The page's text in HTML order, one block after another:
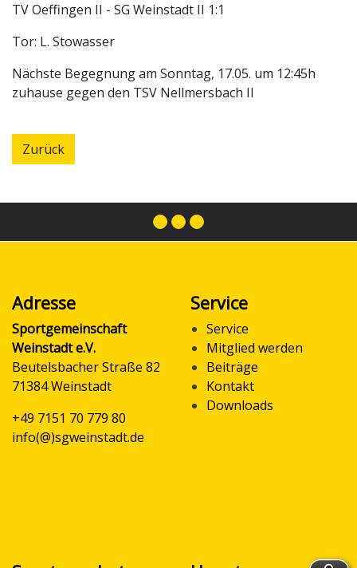
TV Oeffingen II - SG Weinstadt II 1:1
Tor: L. Stowasser
Nächste Begegnung am Sonntag, 17.05. um 12:45h
zuhause gegen den TSV Nellmersbach II
Zurück
Adresse
Sportgemeinschaft
Weinstadt e.V.
Beutelsbacher Straße 82
71384 Weinstadt
+49 7151 70 779 80
info(@)sgweinstadt.de
Service
Service
Mitglied werden
Beiträge
Kontakt
Downloads